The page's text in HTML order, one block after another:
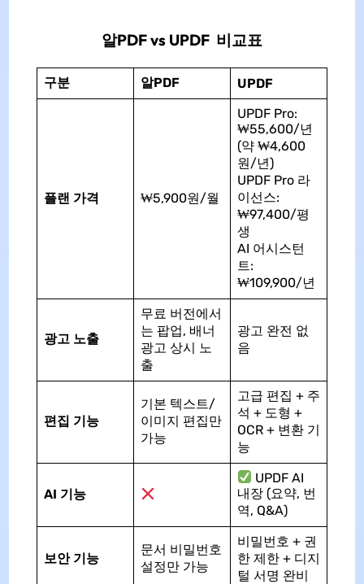
알PDF vs UPDF 비교표
구분 알PDF UPDF
플랜 가격 ₩5,900원/월
UPDF Pro:
₩55,600/년
(약 ₩4,600
원/년)
UPDF Pro 라
이선스:
₩97,400/평
생
AI 어시스턴
트:
₩109,900/년
광고 노출
무료 버전에서
는 팝업, 배너
광고 상시 노
출
광고 완전 없
음
편집 기능
기본 텍스트/
이미지 편집만
가능
고급 편집 + 주
석 + 도형 +
OCR + 변환 기
능
AI 기능
UPDF AI
내장 (요약, 번
역, Q&A)
보안 기능
문서 비밀번호
설정만 가능
비밀번호 + 권
한 제한 + 디지
털 서명 완비